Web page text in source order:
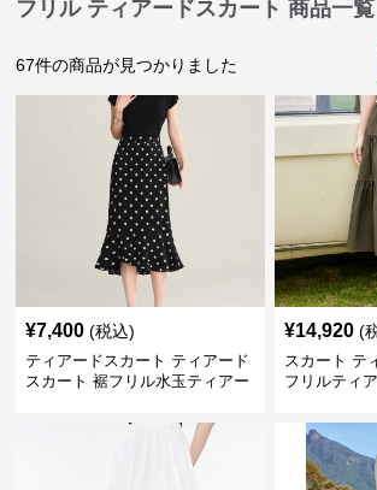
フリル ティアードスカート 商品一覧
67件の商品が見つかりました
¥7,400 (税込)
ティアードスカート ティアード
スカート 裾フリル水玉ティアー
¥14,920 (
スカート テ
フリルティ